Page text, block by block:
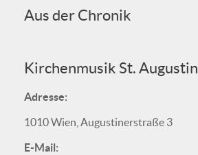
Aus der Chronik
Kirchenmusik St. Augustin
Adresse:
1010 Wien, Augustinerstraße 3
E-Mail: